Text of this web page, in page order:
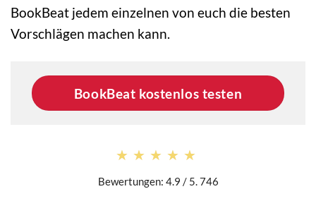
BookBeat jedem einzelnen von euch die besten
Vorschlägen machen kann.
BookBeat kostenlos testen
★★★★★
★★★★★
Bewertungen: 4.9 / 5. 746